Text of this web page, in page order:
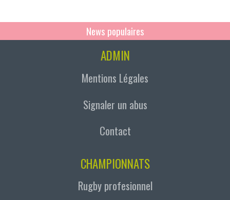
News populaires
ADMIN
Mentions Légales
Signaler un abus
Contact
CHAMPIONNATS
Rugby profesionnel